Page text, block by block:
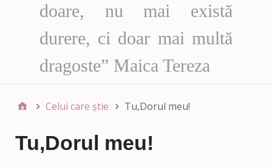
doare, nu mai există
durere, ci doar mai multă
dragoste” Maica Tereza
Celui care știe Tu,Dorul meu!
Tu,Dorul meu!